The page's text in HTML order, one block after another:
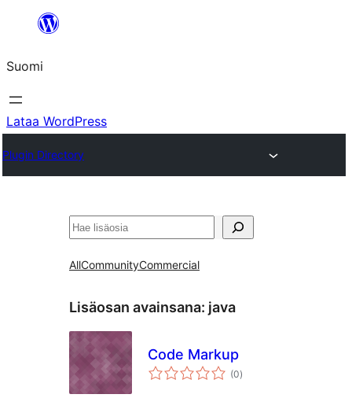
Suomi
Lataa WordPress
Plugin Directory
Etsi
AllCommunityCommercial
Lisäosan avainsana: java
Code Markup
(0arvosanat
yhteensä
)